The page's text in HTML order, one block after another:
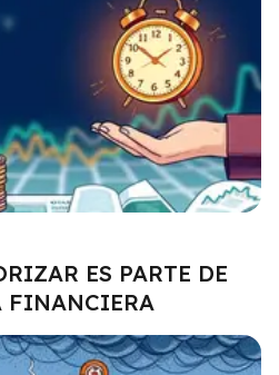
ES PARTE DE
FINANCIERA